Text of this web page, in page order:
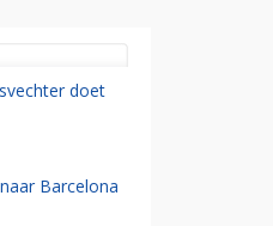
doet
Barcelona